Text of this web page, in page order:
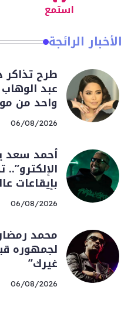
استمع
الأخبار الرائجة
طرح
عبد
واحد من
06/08/2026
أحمد سعد
بإيقاعات
06/08/2026
محمد
لجمهوره
غيرك”
06/08/2026